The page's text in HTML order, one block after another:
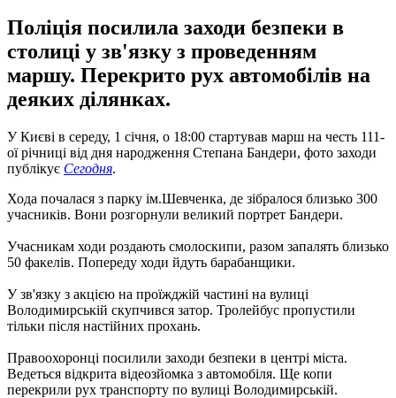
Поліція посилила заходи безпеки в
столиці у зв'язку з проведенням
маршу. Перекрито рух автомобілів на
деяких ділянках.
У Києві в середу, 1 січня, о 18:00 стартував марш на честь 111-
ої річниці від дня народження Степана Бандери, фото заходи
публікує Сегодня.
Хода почалася з парку ім.Шевченка, де зібралося близько 300
учасників. Вони розгорнули великий портрет Бандери.
Учасникам ходи роздають смолоскипи, разом запалять близько
50 факелів. Попереду ходи йдуть барабанщики.
У зв'язку з акцією на проїжджій частині на вулиці
Володимирській скупчився затор. Тролейбус пропустили
тільки після настійних прохань.
Правоохоронці посилили заходи безпеки в центрі міста.
Ведеться відкрита відеозйомка з автомобіля. Ще копи
перекрили рух транспорту по вулиці Володимирській.